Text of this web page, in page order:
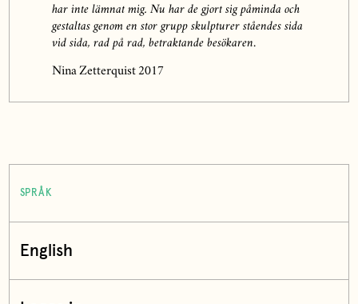
har inte lämnat mig. Nu har de gjort sig påminda och
gestaltas genom en stor grupp skulpturer ståendes sida
vid sida, rad på rad, betraktande besökaren.
Nina Zetterquist 2017
SPRÅK
English